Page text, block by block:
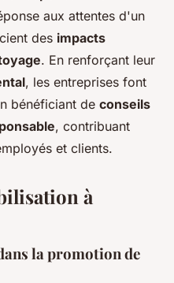
aux attentes d'un
des impacts
. En renforçant leur
, les entreprises font
bénéficiant de conseils
, contribuant
et clients.
à
la promotion de